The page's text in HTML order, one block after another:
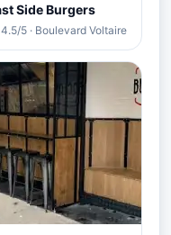
Side Burgers
5 · Boulevard Voltaire